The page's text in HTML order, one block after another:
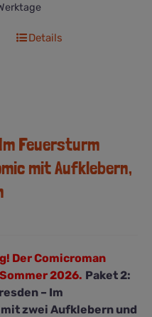
Details
Feuersturm
mit Aufklebern,
Der Comicroman
2026. Paket 2:
– Im
zwei Aufklebern und